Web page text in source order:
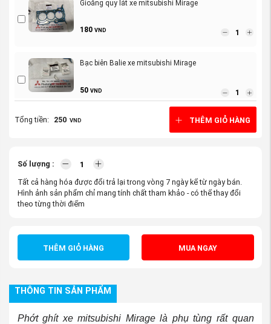
Gioăng quy lát xe mitsubishi Mirage
180 VND
Bạc biên Balie xe mitsubishi Mirage
50 VND
Bugi xe mitsubishi Mirage hàng Denso
Xy lanh phanh sau xe mitsubishi Mirage
Tổng tiền: 250 VND THÊM GIỎ HÀNG
Số lượng :
Tất cả hàng hóa được đổi trả lại trong vòng 7 ngày kể từ ngày bán.
Hình ảnh sản phẩm chỉ mang tính chất tham khảo - có thể thay đổi
theo từng thời điểm
THÊM GIỎ HÀNG MUA NGAY
THÔNG TIN SẢN PHẨM
Phớt ghít xe mitsubishi Mirage là phụ tùng rất quan